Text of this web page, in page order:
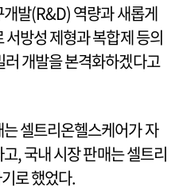
발(R&D) 역량과 새롭게
방성 제형과 복합제 등의
개발을 본격화하겠다고
셀트리온헬스케어가 자
, 국내 시장 판매는 셀트리
로 했었다.